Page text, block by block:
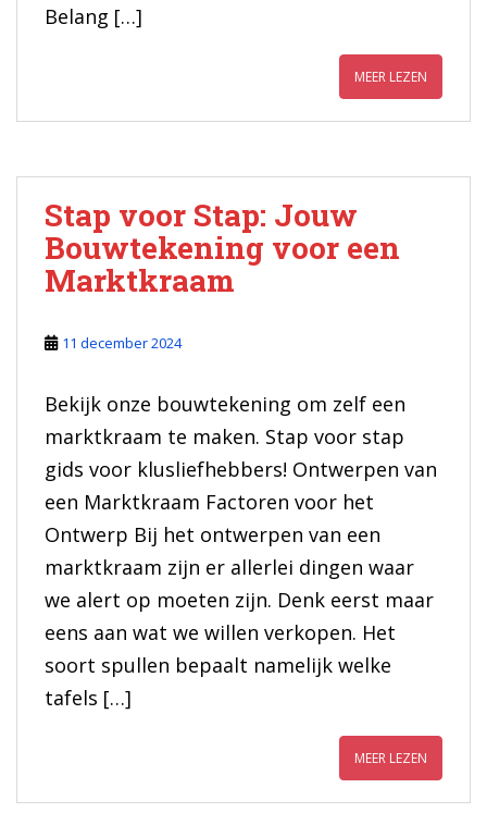
Belang […]
MEER LEZEN
Stap voor Stap: Jouw
Bouwtekening voor een
Marktkraam
11 december 2024
Bekijk onze bouwtekening om zelf een
marktkraam te maken. Stap voor stap
gids voor klusliefhebbers! Ontwerpen van
een Marktkraam Factoren voor het
Ontwerp Bij het ontwerpen van een
marktkraam zijn er allerlei dingen waar
we alert op moeten zijn. Denk eerst maar
eens aan wat we willen verkopen. Het
soort spullen bepaalt namelijk welke
tafels […]
MEER LEZEN